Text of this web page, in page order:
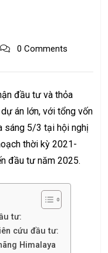
0 Comments
đầu tư và thỏa
án lớn, với tổng vốn
sáng 5/3 tại hội nghị
thời kỳ 2021-
đầu tư năm 2025.
tư:
cứu đầu tư:
Himalaya